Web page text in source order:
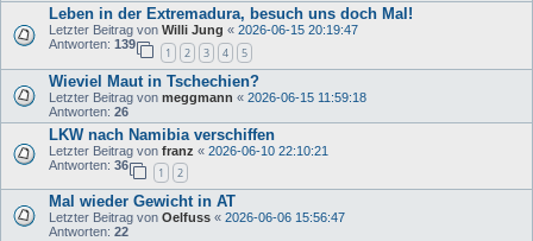
Leben in der Extremadura, besuch uns doch Mal!
Letzter Beitrag von Willi Jung « 2026-06-15 20:19:47
Antworten: 139
1 2 3 4 5
Wieviel Maut in Tschechien?
Letzter Beitrag von meggmann « 2026-06-15 11:59:18
Antworten: 26
LKW nach Namibia verschiffen
Letzter Beitrag von franz « 2026-06-10 22:10:21
Antworten: 36
1 2
Mal wieder Gewicht in AT
Letzter Beitrag von Oelfuss « 2026-06-06 15:56:47
Antworten: 22